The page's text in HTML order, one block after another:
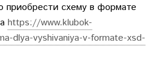
приобрести схему в формате
https://www.klubok-
dlya-vyshivaniya-v-formate-xsd-